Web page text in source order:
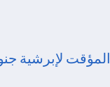
لإبرشية